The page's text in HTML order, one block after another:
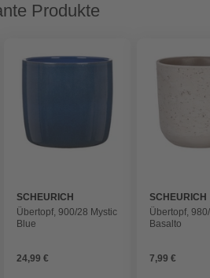
Produkte
SCHEURICH
Übertopf, 900/28 Mystic
Blue
24,99 €
SCHEURICH
Übertopf,
Basalto
7,99 €